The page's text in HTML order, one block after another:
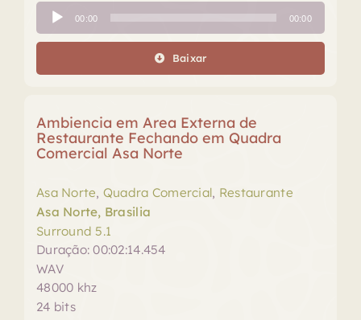
Tocador
de
áudio
00:00 00:00
Baixar
Ambiencia em Area Externa de
Restaurante Fechando em Quadra
Comercial Asa Norte
Asa Norte, Quadra Comercial, Restaurante
Asa Norte, Brasilia
Surround 5.1
Duração: 00:02:14.454
WAV
48000 khz
24 bits